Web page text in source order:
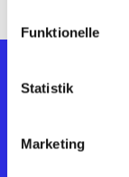
Funktionelle
Statistik
Marketing